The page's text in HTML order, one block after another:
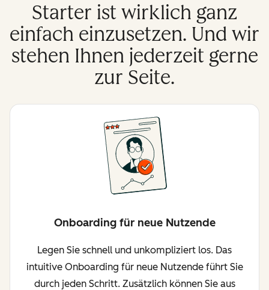
Starter ist wirklich ganz
einfach einzusetzen. Und wir
stehen Ihnen jederzeit gerne
zur Seite.
Onboarding für neue Nutzende
Legen Sie schnell und unkompliziert los. Das
intuitive Onboarding für neue Nutzende führt Sie
durch jeden Schritt. Zusätzlich können Sie aus